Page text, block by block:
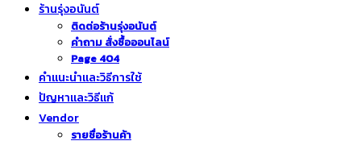
ร้านรุ่งอนันต์
ติดต่อร้านรุ่งอนันต์
คำถาม สั่งซื้อออนไลน์
Page 404
คำแนะนำและวิธีการใช้
ปัญหาและวิธีแก้
Vendor
รายชื่อร้านค้า